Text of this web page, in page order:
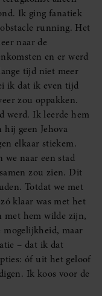
Ik ging fanatiek
running. Het
naar de
en er werd
tijd niet meer
ik dat ik even tijd
zou oppakken.
werd. Ik leerde hem
geen Jehova
elkaar stiekem.
we naar een stad
zou zien. Dit
Totdat we met
klaar was met het
met hem wilde zijn,
maar
– dat ik dat
óf uit het geloof
Ik koos voor de